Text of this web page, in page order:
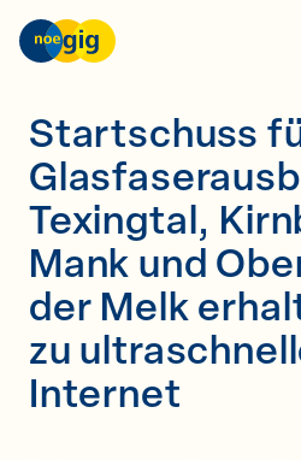
nöGIG – unser Netz. unsere
Startschuss
Texingtal,
Mank und
der Melk
zu
Internet